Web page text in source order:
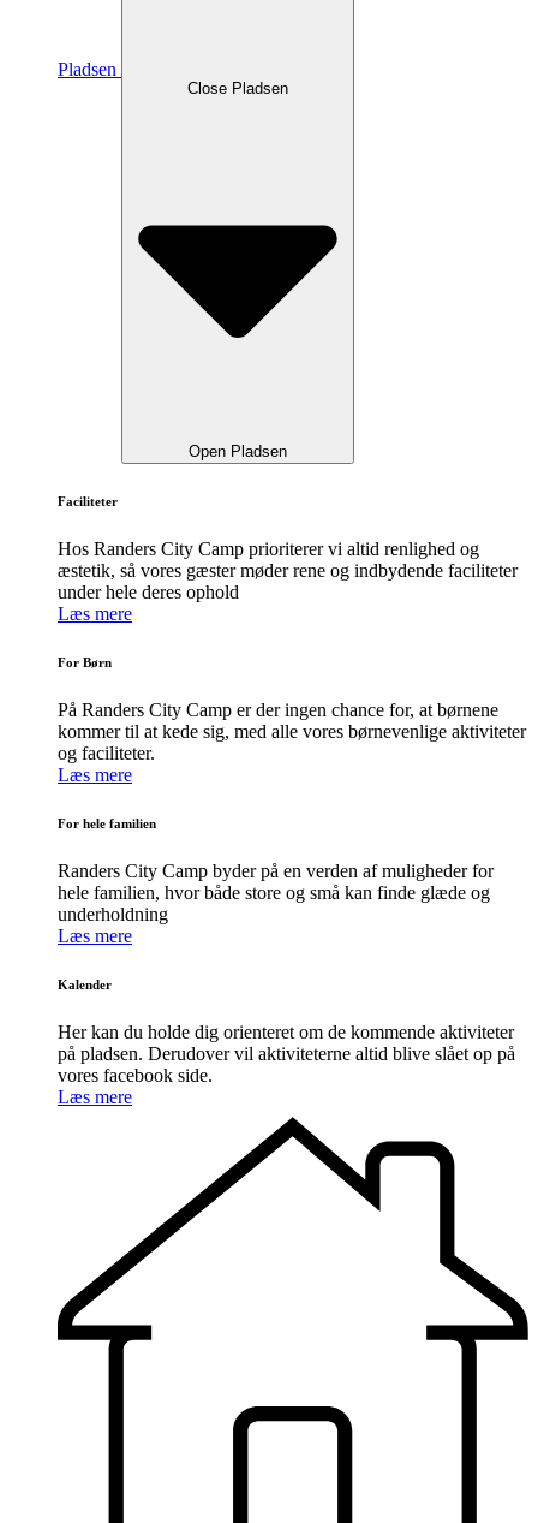
Pladsen
Close Pladsen
Open Pladsen
Faciliteter
Hos Randers City Camp prioriterer vi altid renlighed og
æstetik, så vores gæster møder rene og indbydende faciliteter
under hele deres ophold
Læs mere
For Børn
På Randers City Camp er der ingen chance for, at børnene
kommer til at kede sig, med alle vores børnevenlige aktiviteter
og faciliteter.
Læs mere
For hele familien
Randers City Camp byder på en verden af muligheder for
hele familien, hvor både store og små kan finde glæde og
underholdning
Læs mere
Kalender
Her kan du holde dig orienteret om de kommende aktiviteter
på pladsen. Derudover vil aktiviteterne altid blive slået op på
vores facebook side.
Læs mere